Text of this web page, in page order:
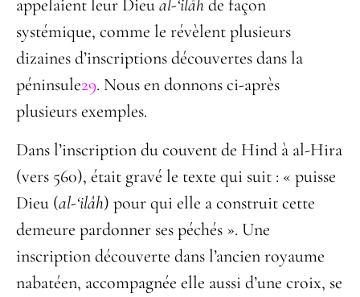
appelaient leur Dieual-‘ilâhde façon
systémique, comme le révèlent plusieurs
dizaines d’inscriptions découvertes dans la
péninsule29. Nous en donnons ci-après
plusieurs exemples.
Dans l’inscription du couvent de Hind à al-Hira
(vers 560), était gravé le texte qui suit : « puisse
Dieu (al-‘ilâh) pour qui elle a construit cette
demeure pardonner ses péchés ». Une
inscription découverte dans l’ancien royaume
nabatéen, accompagnée elle aussi d’une croix, se